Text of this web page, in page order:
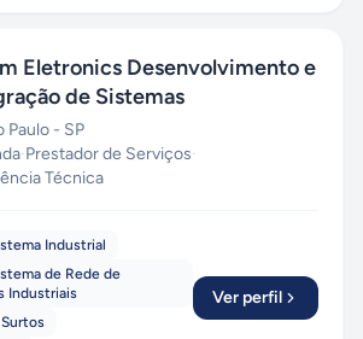
Eletronics Desenvolvimento e
de Sistemas
Paulo - SP
·Prestador de Serviços·
Técnica
Industrial
de Rede de
Industriais
Ver perfil